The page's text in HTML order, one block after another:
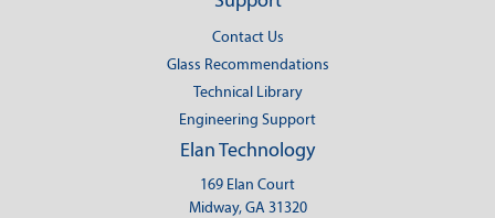
Contact Us
Glass Recommendations
Technical Library
Engineering Support
Elan Technology
169 Elan Court
Midway, GA 31320